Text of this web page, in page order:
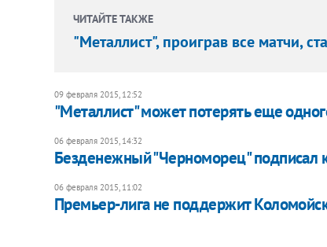
ЧИТАЙТЕ ТАКЖЕ
"Металлист", проиграв все матчи,
09 февраля 2015, 12:52
"Металлист" может потерять еще
06 февраля 2015, 14:32
Безденежный "Черноморец" подписал
06 февраля 2015, 11:02
Премьер-лига не поддержит